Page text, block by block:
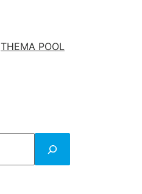
THEMA POOL